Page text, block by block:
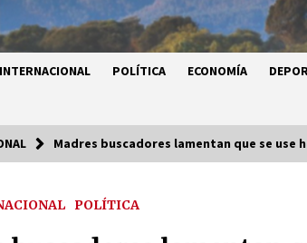
INTERNACIONAL POLÍTICA ECONOMÍA
Certificado de Dafne Quintos revela
Madres buscadores lamentan que se
POLÍTICA